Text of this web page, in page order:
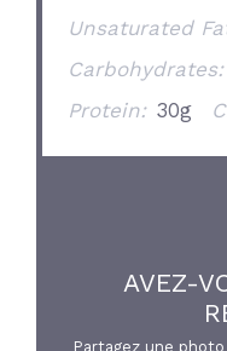
Unsaturated
Carbohydrates:
Protein: 30g
AVEZ-
Partagez une